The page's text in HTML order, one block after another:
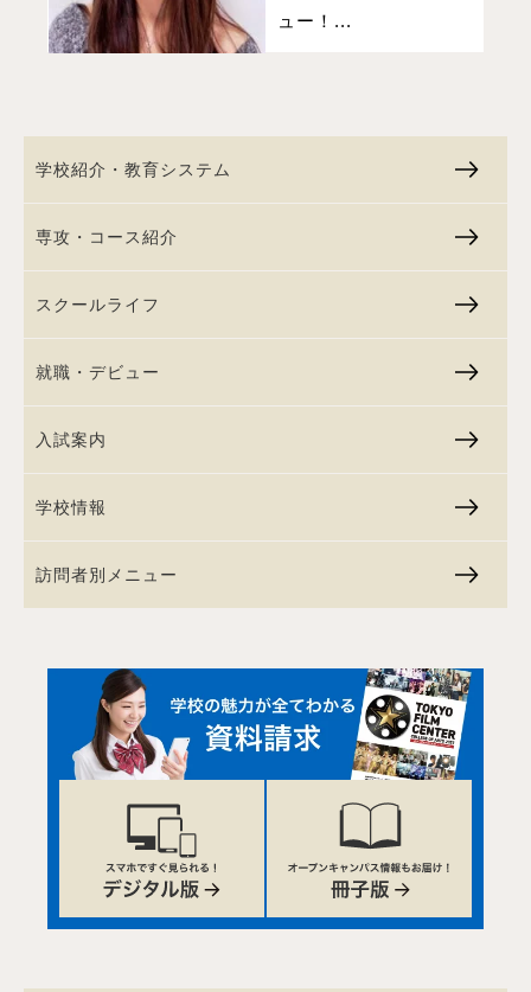
ュー！...
学校紹介・教育システム
専攻・コース紹介
スクールライフ
就職・デビュー
入試案内
学校情報
訪問者別メニュー